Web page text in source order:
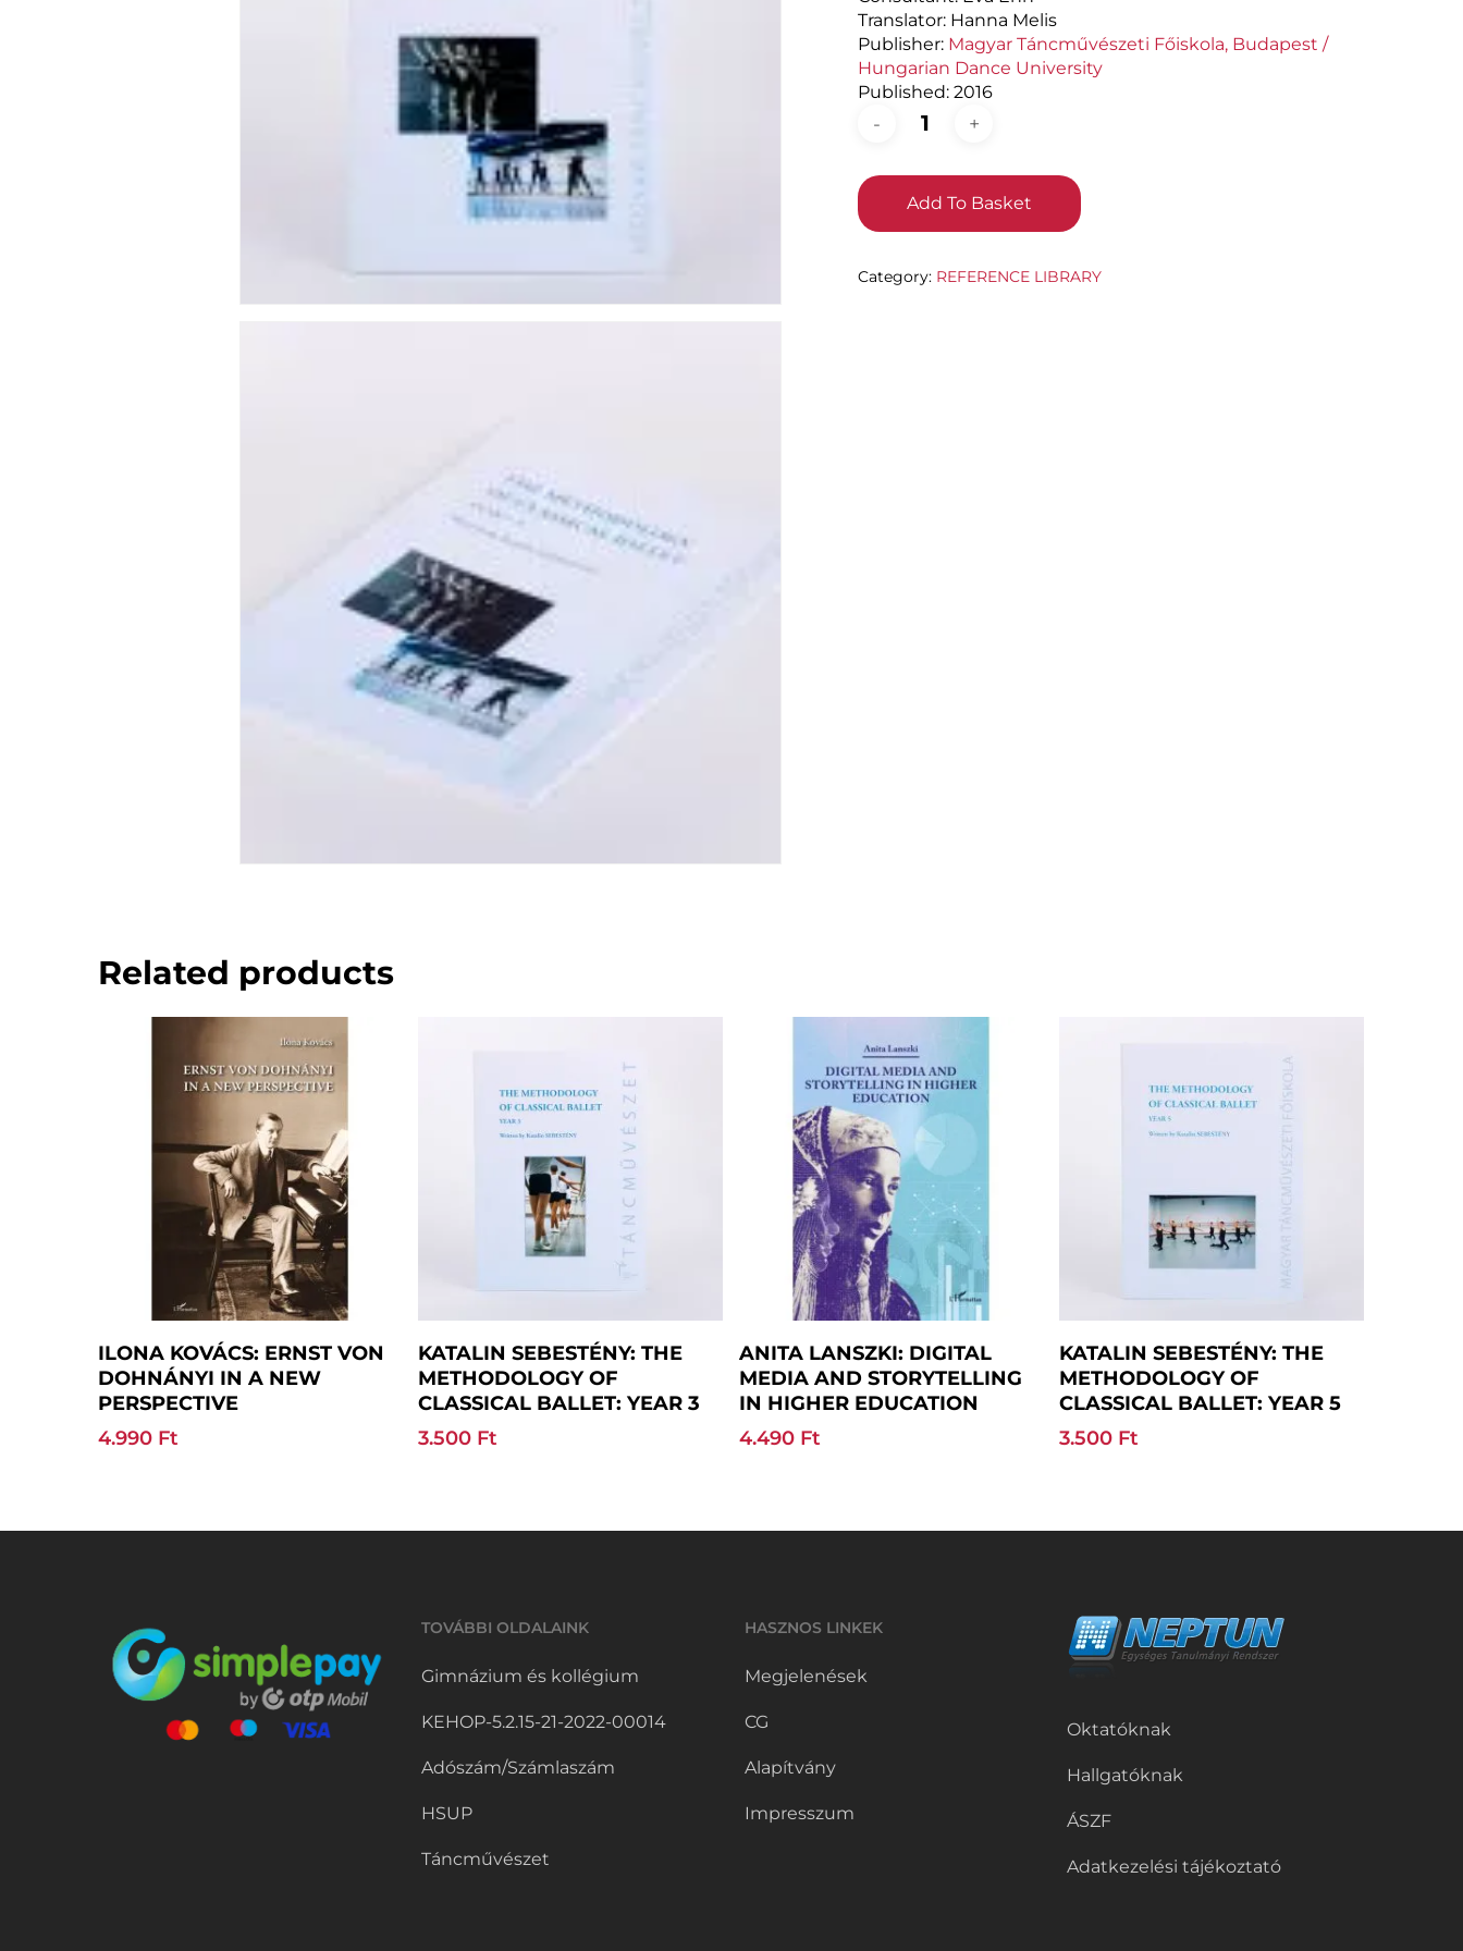
Translator: Hanna Melis
Publisher: Magyar Táncművészeti Főiskola, Budapest /
Hungarian Dance University
Published:2016
Add To Basket
Category: REFERENCE LIBRARY
Related products
Add To Basket
ILONA KOVÁCS: ERNST VON
DOHNÁNYI IN A NEW
PERSPECTIVE
4.990 Ft
Add To Basket
KATALIN SEBESTÉNY: THE
METHODOLOGY OF
CLASSICAL BALLET: YEAR 3
3.500 Ft
Read More
ANITA LANSZKI: DIGITAL
MEDIA AND STORYTELLING
IN HIGHER EDUCATION
4.490 Ft
Add To Basket
KATALIN SEBESTÉNY: THE
METHODOLOGY OF
CLASSICAL BALLET: YEAR 5
3.500 Ft
TOVÁBBI OLDALAINK
Gimnázium és kollégium
KEHOP-5.2.15-21-2022-00014
Adószám/Számlaszám
HSUP
Táncművészet
HASZNOS LINKEK
Megjelenések
CG
Alapítvány
Impresszum
Oktatóknak
Hallgatóknak
ÁSZF
Adatkezelési tájékoztató